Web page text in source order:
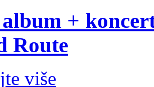
+
Route
više